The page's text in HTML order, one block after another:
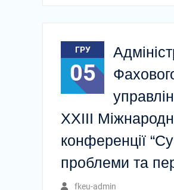
ГРУ
05
XXІІI
конференції
проблеми та
fkeu-admin